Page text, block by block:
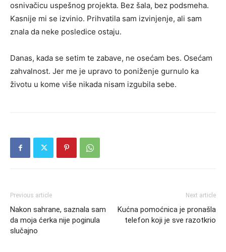
osnivačicu uspešnog projekta. Bez šala, bez podsmeha.
Kasnije mi se izvinio. Prihvatila sam izvinjenje, ali sam
znala da neke posledice ostaju.
Danas, kada se setim te zabave, ne osećam bes. Osećam
zahvalnost. Jer me je upravo to poniženje gurnulo ka
životu u kome više nikada nisam izgubila sebe.
Previous article
Nakon sahrane, saznala sam
da moja ćerka nije poginula
slučajno
Next article
Kućna pomoćnica je pronašla
telefon koji je sve razotkrio